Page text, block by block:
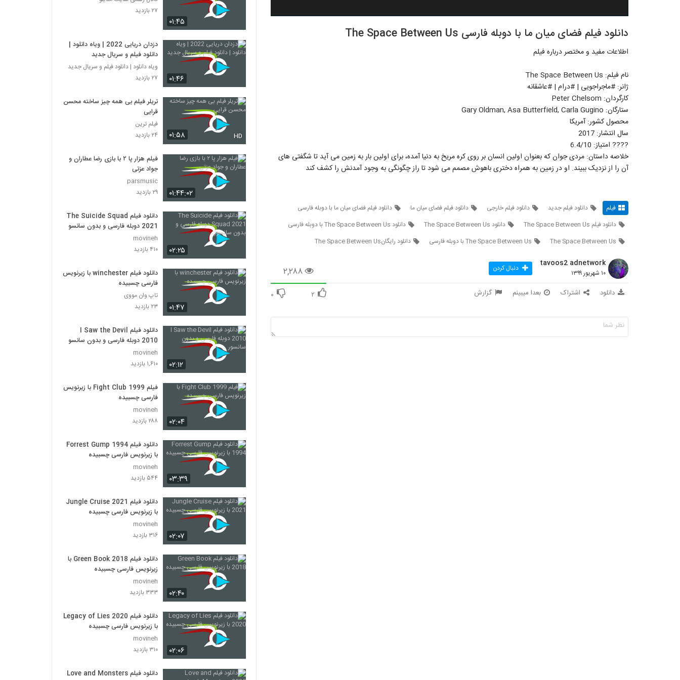
دانلود فیلم فضای میان ما با دوبله فارسی The Space Between Us
اطلاعات مفید و مختصر درباره فیلم
نام فیلم: The Space Between Us
ژانر: #ماجراجویی | #درام | #عاشقانه
کارگردان: Peter Chelsom
ستارگان: Gary Oldman, Asa Butterfield, Carla Gugino
محصول کشور: آمریکا
سال انتشار: 2017
???? امتیاز: 6.4/10
خلاصه داستان: مردی جوان که بعنوان اولین انسان بر روی کره مریخ به دنیا آمده، برای اولین بار به زمین می آید تا شگفتی های
آن را از نزدیک ببیند. او در زمین به همراه دختری باهوش مصمم می شود تا راز چگونگی به وجود آمدنش را کشف کند
فیلم دانلود فیلم جدید دانلود فیلم خارجی دانلود فیلم فضای میان ما
دانلود فیلم فضای میان ما با دوبله فارسی
دانلود فیلم The Space Between Us
دانلود The Space Between Us
دانلود The Space Between Us با دوبله فارسی
The Space Between Us
The Space Between Us با دوبله فارسی دانلود رایگانThe Space Between Us
۲,۲۸۸
tavoos2 adnetwork
۱۰ شهریور ۱۳۹۹ دنبال کردن
دانلود اشتراک بعدا میبینم گزارش ۲ ۰
۰۱:۴۵
۲۷ بازدید
۰۱:۴۶
دزدان دریایی 2022 | ویاه دانلود |
دانلود فیلم و سریال جدید
ویاه دانلود | دانلود فیلم و سریال جدید
۲۷ بازدید
۰۱:۵۸ HD
تریلر فیلم بی همه چیز ساخته محسن
قرایی
فیلم ترین
۲۴ بازدید
۰۱:۴۴:۰۲
فیلم هزار پا ۲ با بازی رضا عطاران و
جواد عزتی
parsmusic
۲۹ بازدید
۰۲:۲۵
دانلود فیلم The Suicide Squad
2021 دوبله فارسی و بدون سانسور
movineh
۴۱۰ بازدید
۰۱:۴۷
دانلود فیلم winchester با زیرنویس
فارسی چسبیده
تاپ وان مووی
۲۳ بازدید
۰۲:۱۲
دانلود فیلم I Saw the Devil
2010 دوبله فارسی و بدون سانسور
movineh
۱,۶۱۰ بازدید
۰۲:۰۴
فیلم Fight Club 1999 با زیرنویس
فارسی چسبیده
movineh
۲۸۸ بازدید
۰۳:۳۹
دانلود فیلم Forrest Gump 1994
با زیرنویس فارسی چسبیده
movineh
۵۴۴ بازدید
۰۲:۰۷
دانلود فیلم Jungle Cruise 2021
با زیرنویس فارسی چسبیده
movineh
۳۱۶ بازدید
۰۲:۴۰
دانلود فیلم Green Book 2018 با
زیرنویس فارسی چسبیده
movineh
۳۳۳ بازدید
۰۲:۰۶
دانلود فیلم Legacy of Lies 2020
با زیرنویس فارسی چسبیده
movineh
۳۱۰ بازدید
دانلود فیلم Love and Monsters